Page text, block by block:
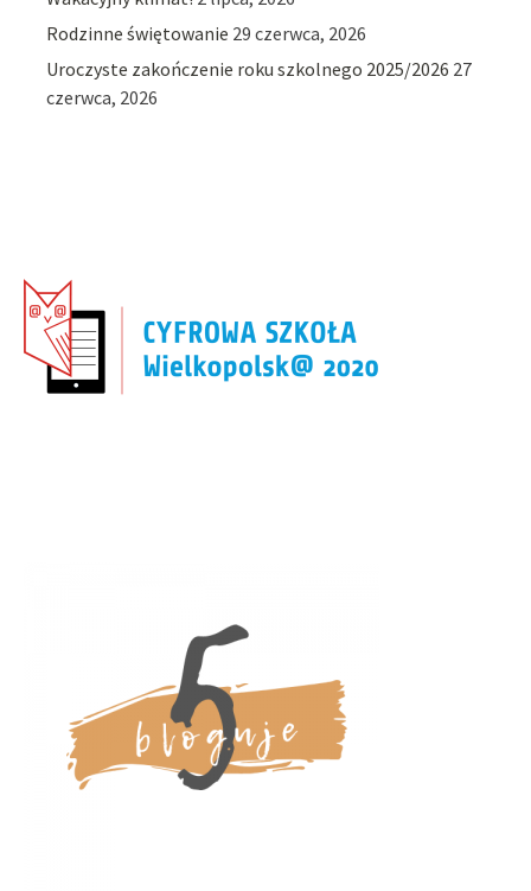
Rodzinne świętowanie 29 czerwca, 2026
Uroczyste zakończenie roku szkolnego 2025/2026 27
czerwca, 2026